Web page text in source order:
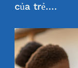
của trẻ….